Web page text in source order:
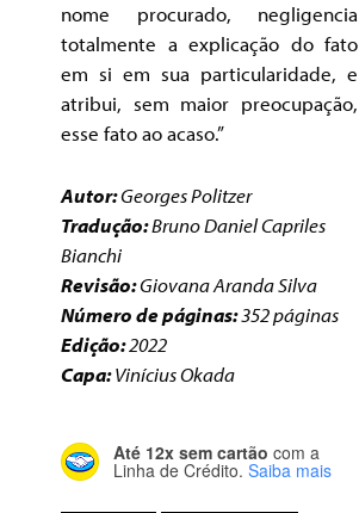
nome procurado, negligencia
totalmente a explicação do fato
em si em sua particularidade, e
atribui, sem maior preocupação,
esse fato ao acaso.”
Autor:Georges Politzer
Tradução:Bruno Daniel Capriles
Bianchi
Revisão:Giovana Aranda Silva
Número de páginas:352 páginas
Edição:2022
Capa:Vinícius Okada
Até 12x sem cartão com a
Linha de Crédito. Saiba mais